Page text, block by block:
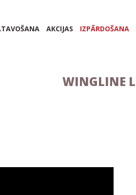
AKCIJAS IZPĀRDOŠANA
WINGLINE L